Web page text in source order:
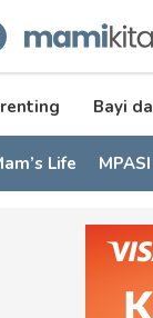
mamikita.com
Informasi
Bayi
Life MPASI